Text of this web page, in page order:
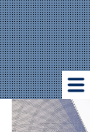
新艇情報